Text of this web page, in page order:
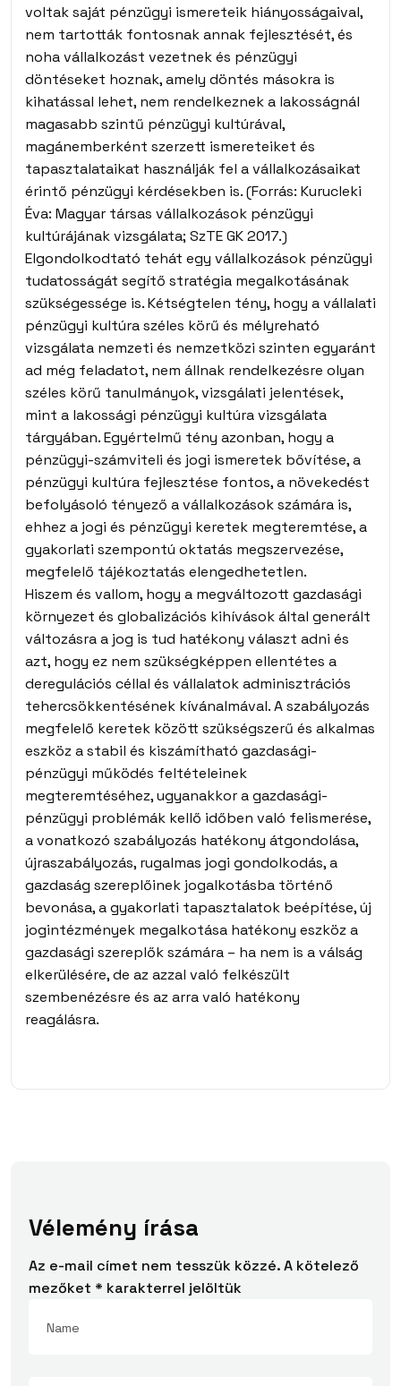
voltak saját pénzügyi ismereteik hiányosságaival,
nem tartották fontosnak annak fejlesztését, és
noha vállalkozást vezetnek és pénzügyi
döntéseket hoznak, amely döntés másokra is
kihatással lehet, nem rendelkeznek a lakosságnál
magasabb szintű pénzügyi kultúrával,
magánemberként szerzett ismereteiket és
tapasztalataikat használják fel a vállalkozásaikat
érintő pénzügyi kérdésekben is. (Forrás: Kurucleki
Éva: Magyar társas vállalkozások pénzügyi
kultúrájának vizsgálata; SzTE GK 2017.)
Elgondolkodtató tehát egy vállalkozások pénzügyi
tudatosságát segítő stratégia megalkotásának
szükségessége is. Kétségtelen tény, hogy a vállalati
pénzügyi kultúra széles körű és mélyreható
vizsgálata nemzeti és nemzetközi szinten egyaránt
ad még feladatot, nem állnak rendelkezésre olyan
széles körű tanulmányok, vizsgálati jelentések,
mint a lakossági pénzügyi kultúra vizsgálata
tárgyában. Egyértelmű tény azonban, hogy a
pénzügyi-számviteli és jogi ismeretek bővítése, a
pénzügyi kultúra fejlesztése fontos, a növekedést
befolyásoló tényező a vállalkozások számára is,
ehhez a jogi és pénzügyi keretek megteremtése, a
gyakorlati szempontú oktatás megszervezése,
megfelelő tájékoztatás elengedhetetlen.
Hiszem és vallom, hogy a megváltozott gazdasági
környezet és globalizációs kihívások által generált
változásra a jog is tud hatékony választ adni és
azt, hogy ez nem szükségképpen ellentétes a
deregulációs céllal és vállalatok adminisztrációs
tehercsökkentésének kívánalmával. A szabályozás
megfelelő keretek között szükségszerű és alkalmas
eszköz a stabil és kiszámítható gazdasági-
pénzügyi működés feltételeinek
megteremtéséhez, ugyanakkor a gazdasági-
pénzügyi problémák kellő időben való felismerése,
a vonatkozó szabályozás hatékony átgondolása,
újraszabályozás, rugalmas jogi gondolkodás, a
gazdaság szereplőinek jogalkotásba történő
bevonása, a gyakorlati tapasztalatok beépítése, új
jogintézmények megalkotása hatékony eszköz a
gazdasági szereplők számára – ha nem is a válság
elkerülésére, de az azzal való felkészült
szembenézésre és az arra való hatékony
reagálásra.
Vélemény írása
Az e-mail címet nem tesszük közzé.A kötelező
mezőket * karakterrel jelöltük